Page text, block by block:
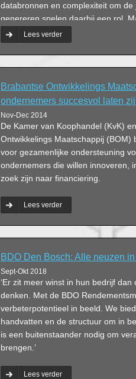
databronnen en complexiteit om de
genereren spelen daarbij een rol.
eigenlijk? En nog belangrijker: wat
mee? We vragen het de
Lees verder
Brabantse Ontwikkelings
ondernemers succesvol laten
Nov-Dec 2014
De Kamer van Koophandel (KvK)
Ontwikkelings Maatschappij (BOM)
voor gezamenlijke ondersteuning
ondernemers die willen innoveren,
zoek zijn naar financiering.
Lees verder
BDO Den Bosch: Alle neuzen
Sept-Okt 2018
‘Er zit meer winst in hun bedrijf
denken. Met de BDO
verbeterpotentieel in beeld. We
handvatten en de structuur om in
is een buitenstaander nodig om
brengen.’
Lees verder